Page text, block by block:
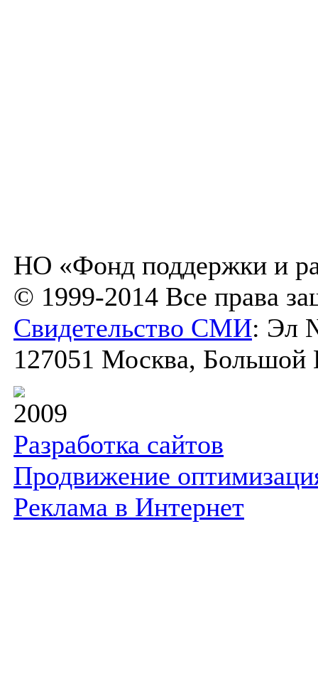
НО «Фонд поддержки и
© 1999-2014 Все права
Свидетельство СМИ: Эл
127051 Москва, Большой
2009
Разработка сайтов
Продвижение
Реклама в Интернет